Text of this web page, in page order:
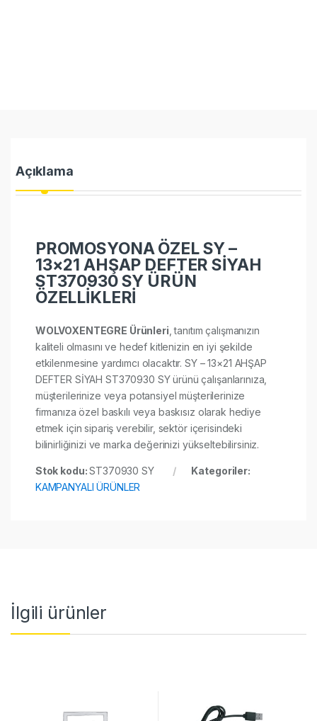
Açıklama
PROMOSYONA ÖZEL SY –
13×21 AHŞAP DEFTER SİYAH
ST370930 SY ÜRÜN
ÖZELLİKLERİ
WOLVOXENTEGRE Ürünleri , tanıtım çalışmanızın
kaliteli olmasını ve hedef kitlenizin en iyi şekilde
etkilenmesine yardımcı olacaktır. SY – 13×21 AHŞAP
DEFTER SİYAH ST370930 SY ürünü çalışanlarınıza,
müşterilerinize veya potansiyel müşterilerinize
firmanıza özel baskılı veya baskısız olarak hediye
etmek için sipariş verebilir, sektör içerisindeki
bilinirliğinizi ve marka değerinizi yükseltebilirsiniz.
Stok kodu:ST370930 SY
Kategoriler:
KAMPANYALI ÜRÜNLER
İlgili ürünler